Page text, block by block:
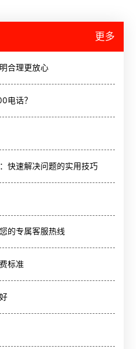
更多
合理更放心
电话？
快速解决问题的实用技巧
的专属客服热线
标准